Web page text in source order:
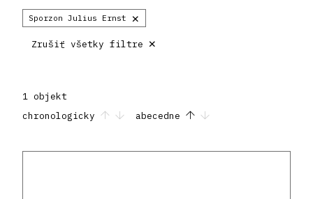
Sporzon Julius Ernst ×
Zrušiť všetky filtre ×
1 objekt
chronologicky
abecedne